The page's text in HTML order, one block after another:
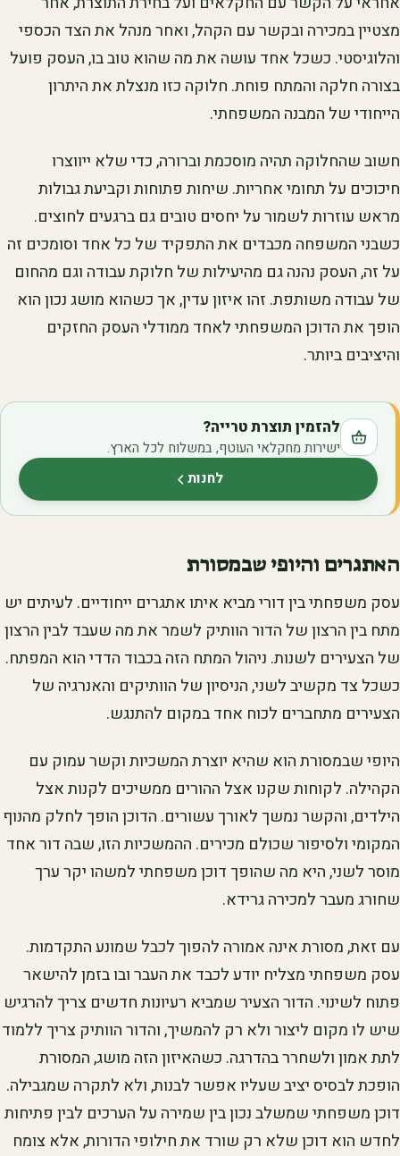
מצטיין במכירה ובקשר עם הקהל, ואחר מנהל את הצד הכספי
והלוגיסטי. כשכל אחד עושה את מה שהוא טוב בו, העסק פועל
בצורה חלקה והמתח פוחת. חלוקה כזו מנצלת את היתרון
הייחודי של המבנה המשפחתי.
חשוב שהחלוקה תהיה מוסכמת וברורה, כדי שלא ייווצרו
חיכוכים על תחומי אחריות. שיחות פתוחות וקביעת גבולות
מראש עוזרות לשמור על יחסים טובים גם ברגעים לחוצים.
כשבני המשפחה מכבדים את התפקיד של כל אחד וסומכים זה
על זה, העסק נהנה גם מהיעילות של חלוקת עבודה וגם מהחום
של עבודה משותפת. זהו איזון עדין, אך כשהוא מושג נכון הוא
הופך את הדוכן המשפחתי לאחד ממודלי העסק החזקים
והיציבים ביותר.
להזמין תוצרת טרייה?
ישירות מחקלאי העוטף, במשלוח לכל הארץ.
לחנות(נפתח בלשונית חדשה)
האתגרים והיופי שבמסורת
עסק משפחתי בין דורי מביא איתו אתגרים ייחודיים. לעיתים יש
מתח בין הרצון של הדור הוותיק לשמר את מה שעבד לבין הרצון
של הצעירים לשנות. ניהול המתח הזה בכבוד הדדי הוא המפתח.
כשכל צד מקשיב לשני, הניסיון של הוותיקים והאנרגיה של
הצעירים מתחברים לכוח אחד במקום להתנגש.
היופי שבמסורת הוא שהיא יוצרת המשכיות וקשר עמוק עם
הקהילה. לקוחות שקנו אצל ההורים ממשיכים לקנות אצל
הילדים, והקשר נמשך לאורך עשורים. הדוכן הופך לחלק מהנוף
המקומי ולסיפור שכולם מכירים. ההמשכיות הזו, שבה דור אחד
מוסר לשני, היא מה שהופך דוכן משפחתי למשהו יקר ערך
שחורג מעבר למכירה גרידא.
עם זאת, מסורת אינה אמורה להפוך לכבל שמונע התקדמות.
עסק משפחתי מצליח יודע לכבד את העבר ובו בזמן להישאר
פתוח לשינוי. הדור הצעיר שמביא רעיונות חדשים צריך להרגיש
שיש לו מקום ליצור ולא רק להמשיך, והדור הוותיק צריך ללמוד
לתת אמון ולשחרר בהדרגה. כשהאיזון הזה מושג, המסורת
הופכת לבסיס יציב שעליו אפשר לבנות, ולא לתקרה שמגבילה.
דוכן משפחתי שמשלב נכון בין שמירה על הערכים לבין פתיחות
לחדש הוא דוכן שלא רק שורד את חילופי הדורות, אלא צומח